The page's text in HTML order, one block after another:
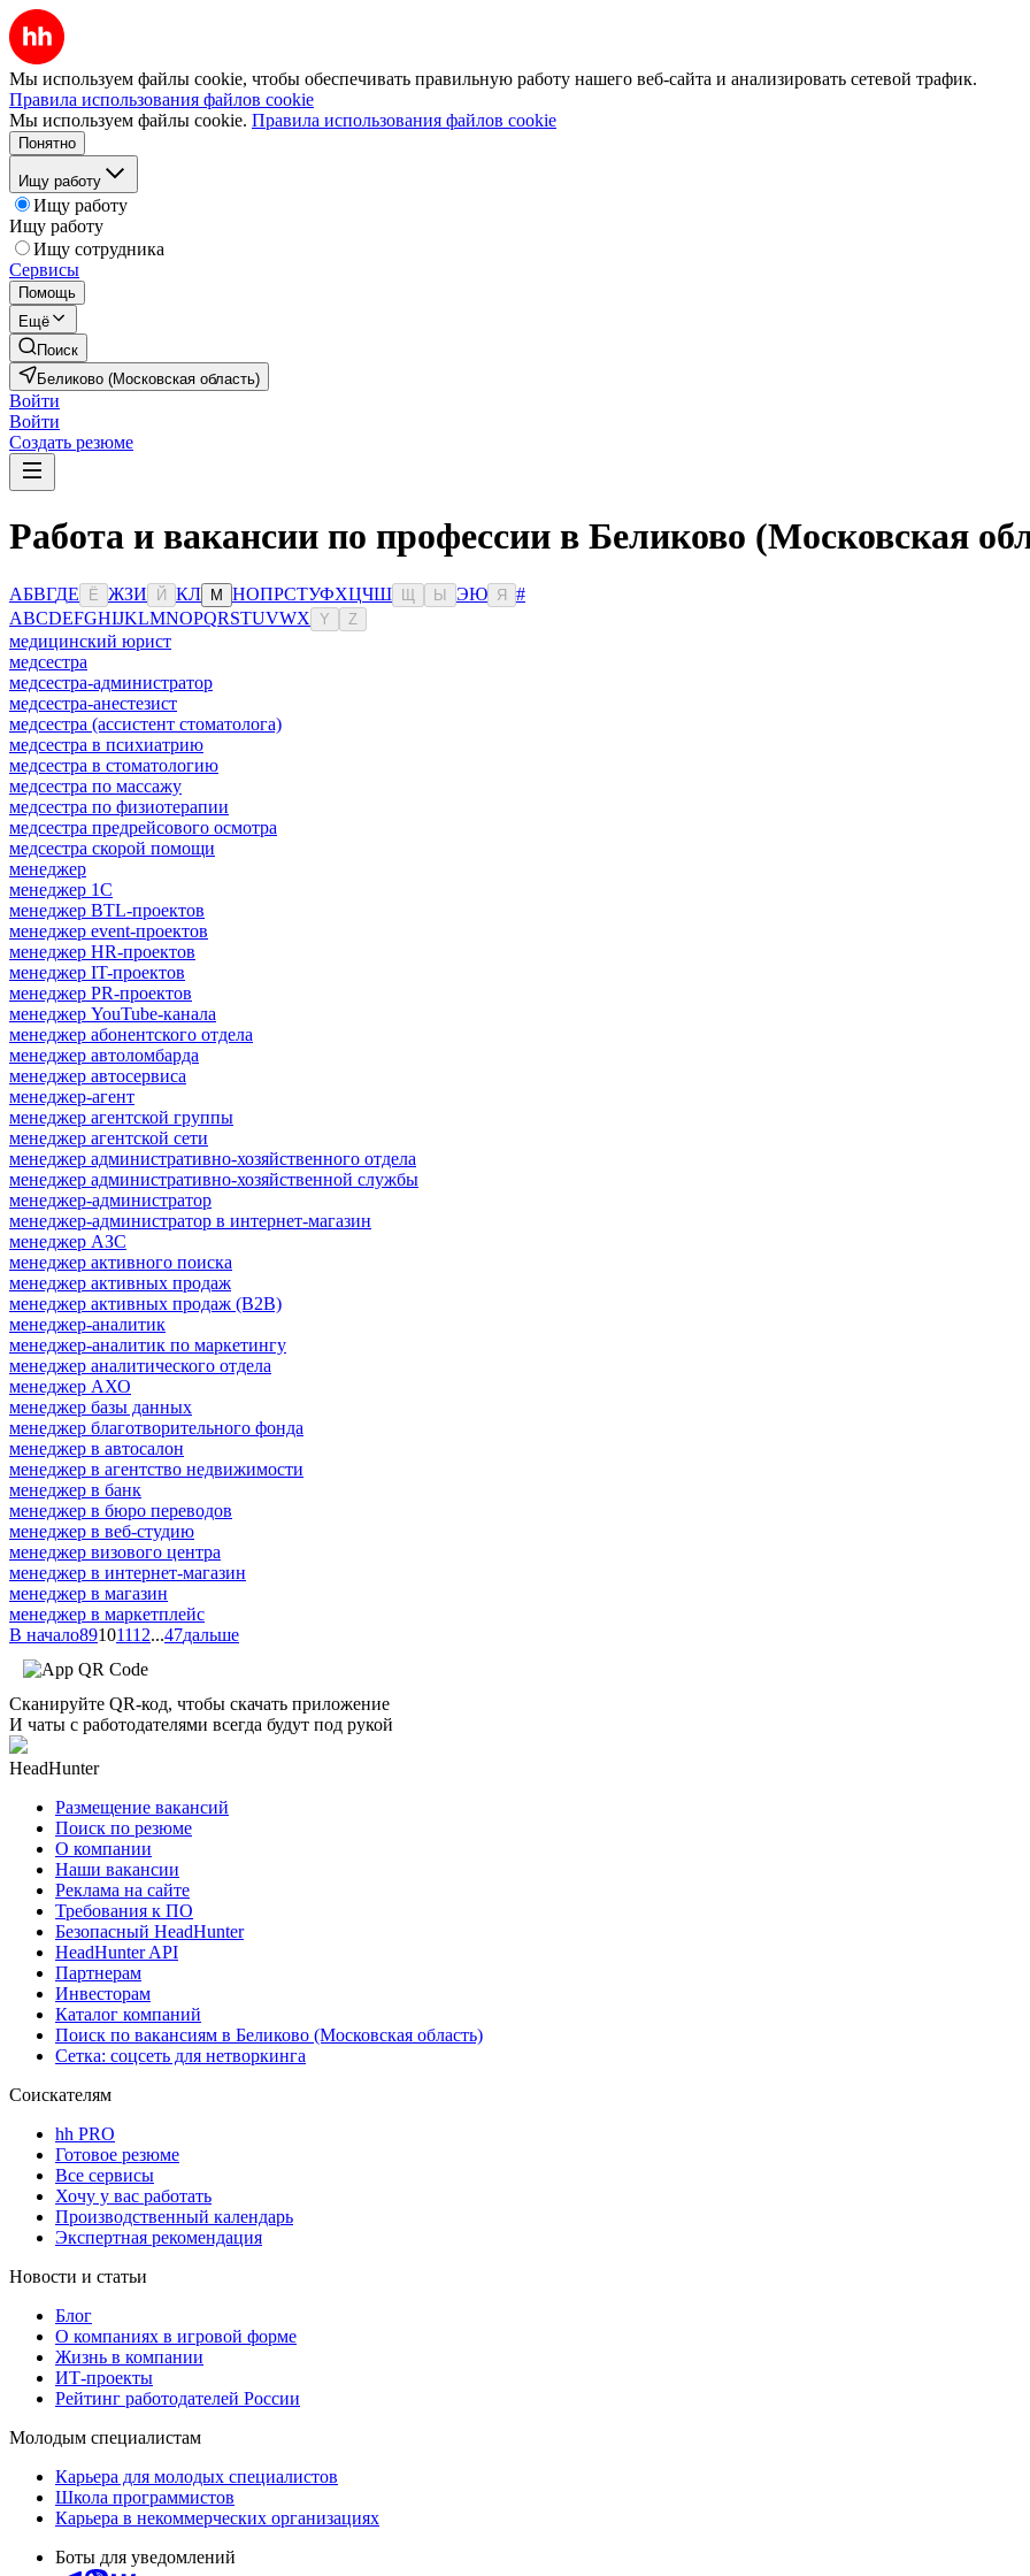
Мы используем файлы cookie, чтобы обеспечивать правильную работу нашего веб-сайта и анализировать сетевой трафик.
Правила использования файлов cookie
Мы используем файлы cookie. Правила использования файлов cookie
Понятно
Ищу работу
Ищу работу
Ищу работу
Ищу сотрудника
Сервисы
Помощь
Ещё
Поиск
Беликово (Московская область)
Войти
Войти
Создать резюме
Работа и вакансии по профессии в Беликово (Московская
АБВГДЕ Ё ЖЗИ Й КЛ М НОПРСТУФХЦЧШ Ы ЭЮ Я
#
ABCDEFGHIJKLMNOPQRSTUVWX Y Z
медицинский юрист
медсестра
медсестра-администратор
медсестра-анестезист
медсестра (ассистент стоматолога)
медсестра в психиатрию
медсестра в стоматологию
медсестра по массажу
медсестра по физиотерапии
медсестра предрейсового осмотра
медсестра скорой помощи
менеджер
менеджер 1С
менеджер BTL-проектов
менеджер event-проектов
менеджер HR-проектов
менеджер IT-проектов
менеджер PR-проектов
менеджер YouTube-канала
менеджер абонентского отдела
менеджер автоломбарда
менеджер автосервиса
менеджер-агент
менеджер агентской группы
менеджер агентской сети
менеджер административно-хозяйственного отдела
менеджер административно-хозяйственной службы
менеджер-администратор
менеджер-администратор в интернет-магазин
менеджер АЗС
менеджер активного поиска
менеджер активных продаж
менеджер активных продаж (B2B)
менеджер-аналитик
менеджер-аналитик по маркетингу
менеджер аналитического отдела
менеджер АХО
менеджер базы данных
менеджер благотворительного фонда
менеджер в автосалон
менеджер в агентство недвижимости
менеджер в банк
менеджер в бюро переводов
менеджер в веб-студию
менеджер визового центра
менеджер в интернет-магазин
менеджер в магазин
менеджер в маркетплейс
В начало89101112...47дальше
Сканируйте QR-код, чтобы скачать приложение
И чаты с работодателями всегда будут под рукой
HeadHunter
Размещение вакансий
Поиск по резюме
О компании
Наши вакансии
Реклама на сайте
Требования к ПО
Безопасный HeadHunter
HeadHunter API
Партнерам
Инвесторам
Каталог компаний
Поиск по вакансиям в Беликово (Московская область)
Сетка: соцсеть для нетворкинга
Соискателям
hh PRO
Готовое резюме
Все сервисы
Хочу у вас работать
Производственный календарь
Экспертная рекомендация
Новости и статьи
Блог
О компаниях в игровой форме
Жизнь в компании
ИТ-проекты
Рейтинг работодателей России
Молодым специалистам
Карьера для молодых специалистов
Школа программистов
Карьера в некоммерческих организациях
Боты для уведомлений